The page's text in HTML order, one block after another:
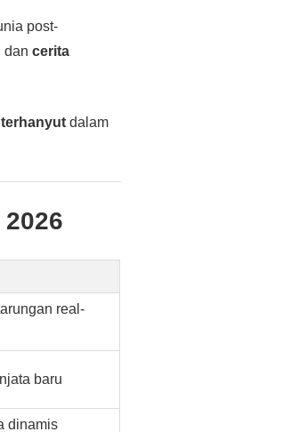
post-
dancerita
terhanyut dalam
real-
baru
dinamis